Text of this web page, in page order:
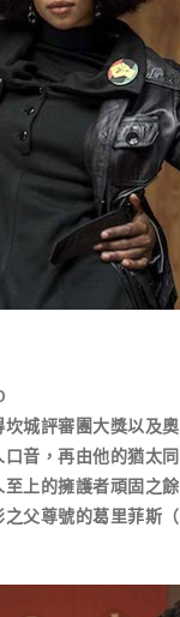
評審團大獎以及
音，再由他的猶太
上的擁護者頑固之
之父尊號的葛里菲